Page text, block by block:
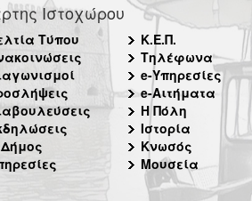
Ιστοχώρου
Τύπου
Κ.Ε.Π.
Τηλέφωνα
e-Υπηρεσίες
e-Αιτήματα
Η Πόλη
Ιστορία
Κνωσός
Μουσεία